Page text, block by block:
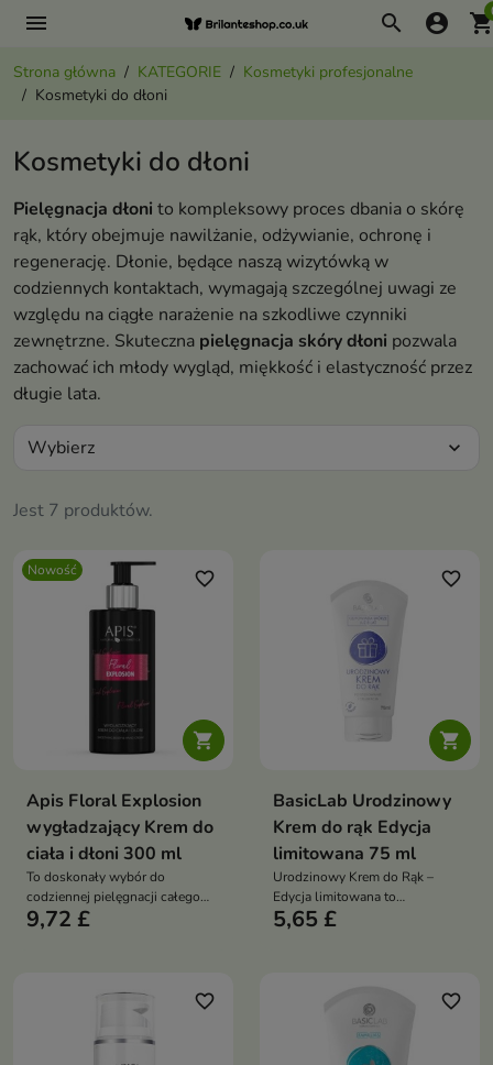
menu search account_circle
Strona główna KATEGORIE
Kosmetyki profesjonalne
Kosmetyki do dłoni
Kosmetyki do dłoni
Pielęgnacja dłoni to kompleksowy proces dbania o skórę
rąk, który obejmuje nawilżanie, odżywianie, ochronę i
regenerację. Dłonie, będące naszą wizytówką w
codziennych kontaktach, wymagają szczególnej uwagi ze
względu na ciągłe narażenie na szkodliwe czynniki
zewnętrzne. Skuteczna pielęgnacja skóry dłoni pozwala
zachować ich młody wygląd, miękkość i elastyczność przez
długie lata.
Jest 7 produktów.
Wybierz expand_more
Nowość

favorite_border
Apis Floral Explosion
wygładzający Krem do
ciała i dłoni 300 ml
To doskonały wybór do
codziennej pielęgnacji całego
ciała i dłoni dla osób, które cenią
9,72 £

favorite_border
BasicLab Urodzinowy
Krem do rąk Edycja
limitowana 75 ml
Urodzinowy Krem do Rąk –
Edycja limitowana to
regenerujący krem o działaniu
który szybko przywraca dłoniom
gładkość, nawilżenie i
odporność na czynniki
zewnętrzne – nawet przy bardzo
5,65 £
favorite_border favorite_border